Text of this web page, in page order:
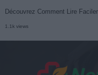
Découvrez Comment Lire
1.1k views